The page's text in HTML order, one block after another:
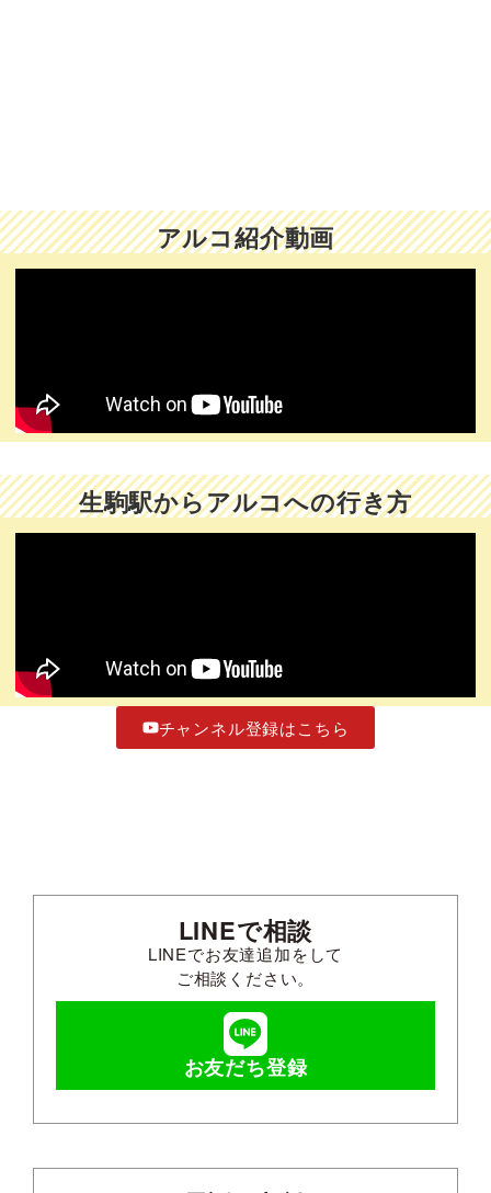
アルコ紹介動画
生駒駅からアルコへの行き方
チャンネル登録はこちら
LINEで相談
LINEでお友達追加をして
ご相談ください。
お友だち登録